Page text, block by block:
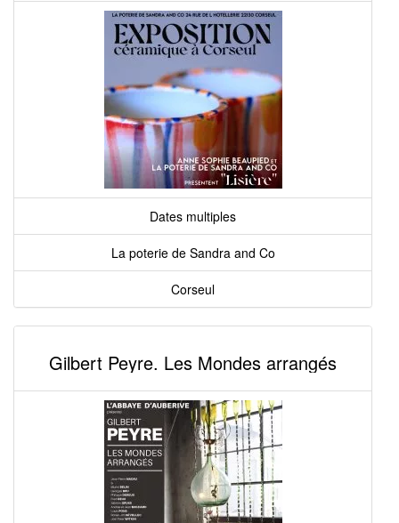
Dates multiples
La poterie de Sandra and Co
Corseul
Gilbert Peyre. Les Mondes arrangés